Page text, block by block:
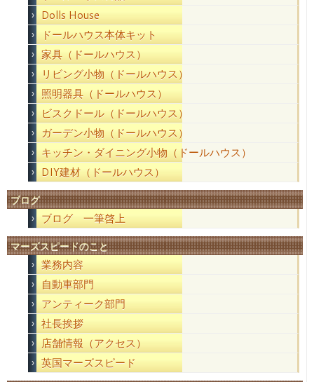
Dolls House
ドールハウス本体キット
家具（ドールハウス）
リビング小物（ドールハウス）
照明器具（ドールハウス）
ビスクドール（ドールハウス）
ガーデン小物（ドールハウス）
キッチン・ダイニング小物（ドールハウス）
DIY建材（ドールハウス）
ブログ
ブログ 一筆啓上
マーズスピードのこと
業務内容
自動車部門
アンティーク部門
社長挨拶
店舗情報（アクセス）
英国マーズスピード